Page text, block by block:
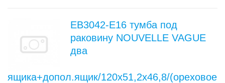
EB3042-E16 тумба под
раковину NOUVELLE VAGUE
два
ящика+допол.ящик/120x51,2х46,8/(ореховое